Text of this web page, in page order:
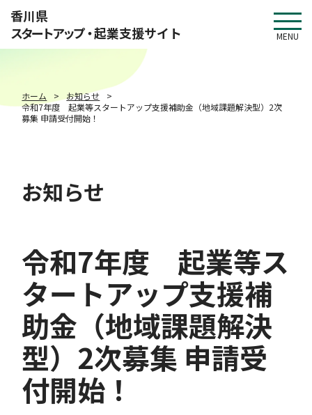
香川県
スタートアップ・起業支援サイト MENU
ホーム
お知らせ
令和7年度 起業等スタートアップ支援補助金（地域課題解決型）2次
募集 申請受付開始！
お知らせ
令和7年度 起業等ス
タートアップ支援補
助金（地域課題解決
型）2次募集 申請受
付開始！